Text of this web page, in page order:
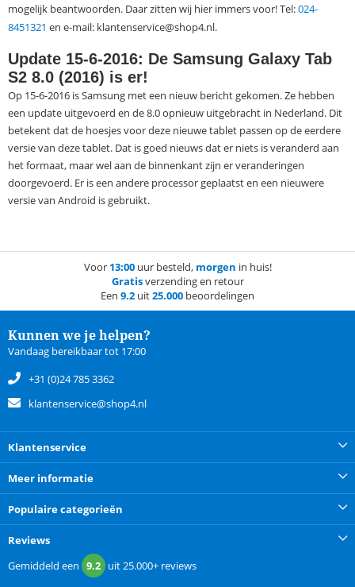
mogelijk beantwoorden. Daar zitten wij hier immers voor! Tel:024-
8451321 en e-mail: klantenservice@shop4.nl.
Update 15-6-2016: De Samsung Galaxy Tab
S2 8.0 (2016) is er!
Op 15-6-2016 is Samsung met een nieuw bericht gekomen. Ze hebben
een update uitgevoerd en de 8.0 opnieuw uitgebracht in Nederland. Dit
betekent dat de hoesjes voor deze nieuwe tablet passen op de eerdere
versie van deze tablet. Dat is goed nieuws dat er niets is veranderd aan
het formaat, maar wel aan de binnenkant zijn er veranderingen
doorgevoerd. Er is een andere processor geplaatst en een nieuwere
versie van Android is gebruikt.
Voor 13:00uur besteld, morgen in huis!
Gratisverzending en retour
Een 9.2 uit25.000 beoordelingen
Kunnen we je helpen?
Vandaag bereikbaar tot 17:00
+31 (0)24 785 3362
klantenservice@shop4.nl
Klantenservice
Meer informatie
Populaire categorieën
Reviews
Gemiddeld een 9.2 uit25.000+ reviews